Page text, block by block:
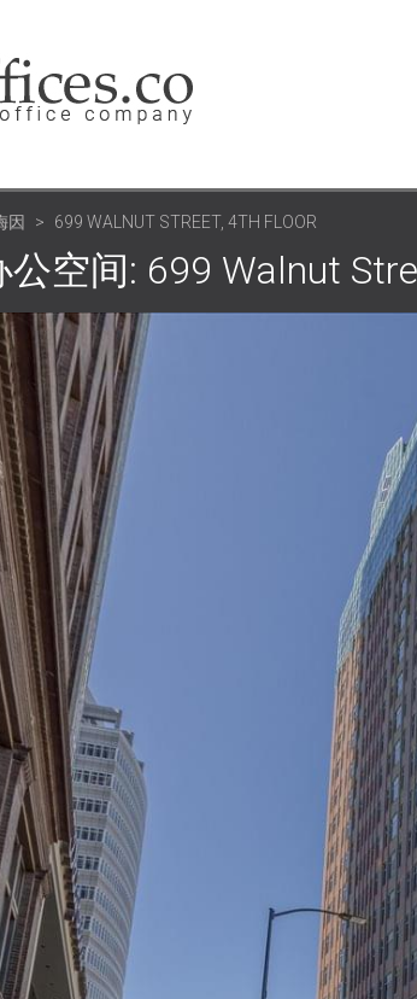
因 699 WALNUT STREET, 4TH FLOOR
空间: 699 Walnut